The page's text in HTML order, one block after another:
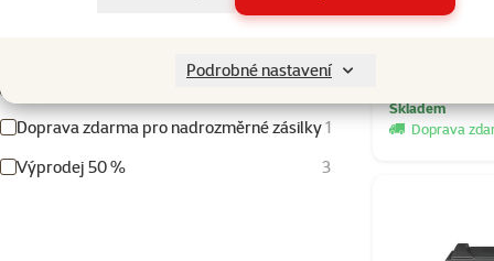
Podrobné nastavení
Doprava zdarma pro nadrozměrné zásilky1
Výprodej 50 %
3
Skladem
Doprava